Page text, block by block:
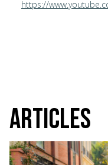
https://
Articles